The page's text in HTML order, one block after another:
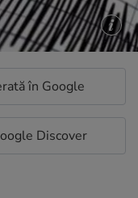
în Google
Discover